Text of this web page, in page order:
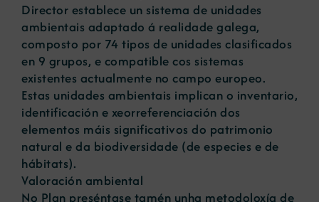
Director establece un sistema de unidades
ambientais adaptado á realidade galega,
composto por 74 tipos de unidades clasificados
en 9 grupos, e compatible cos sistemas
existentes actualmente no campo europeo.
Estas unidades ambientais implican o inventario,
identificación e xeorreferenciación dos
elementos máis significativos do patrimonio
natural e da biodiversidade (de especies e de
hábitats).
Valoración ambiental
No Plan preséntase tamén unha metodoloxía de